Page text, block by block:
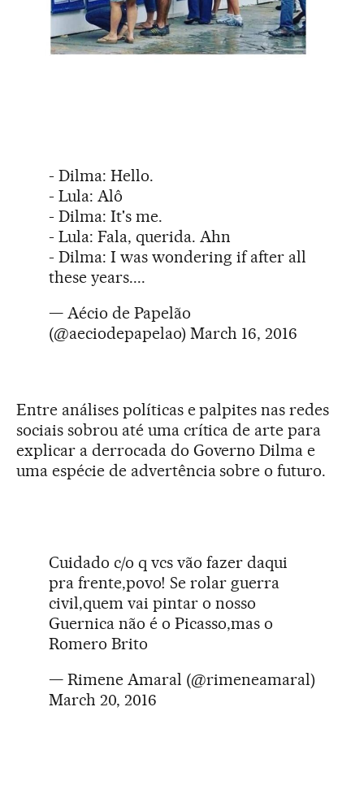
- Dilma: Hello.
- Lula: Alô
- Dilma: It's me.
- Lula: Fala, querida. Ahn
- Dilma: I was wondering if after all
these years....
— Aécio de Papelão
(@aeciodepapelao) March 16, 2016
Entre análises políticas e palpites nas redes
sociais sobrou até uma crítica de arte para
explicar a derrocada do Governo Dilma e
uma espécie de advertência sobre o futuro.
Cuidado c/o q vcs vão fazer daqui
pra frente,povo! Se rolar guerra
civil,quem vai pintar o nosso
Guernica não é o Picasso,mas o
Romero Brito
— Rimene Amaral (@rimeneamaral)
March 20, 2016